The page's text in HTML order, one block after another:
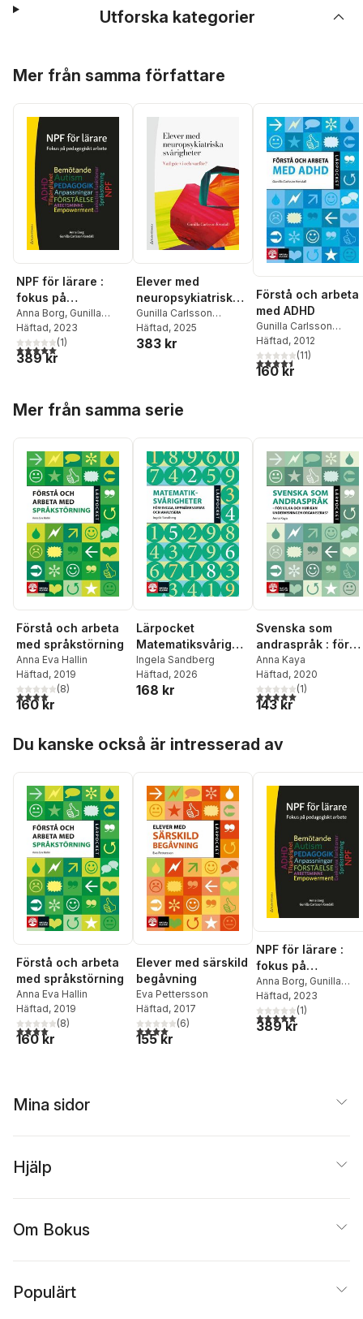
Utforska kategorier
Mer från samma författare
NPF för lärare :
fokus på
pedagogiskt arbete
Anna Borg, Gunilla
Carlsson Kendall
Häftad, 2023
5,0utav 5 stjärnor. Totalt antal röster:
(1)
389 kr
Elever med
neuropsykiatriska
svårigheter : vad
gör vi och varför?
Gunilla Carlsson
Kendall
Häftad, 2025
383 kr
Förstå och arbeta
med ADHD
Gunilla Carlsson
Kendall
Häftad, 2012
4,5utav 5 stjärnor.
(11)
160 kr
Mer från samma serie
Förstå och arbeta
med språkstörning
Anna Eva Hallin
Häftad, 2019
4,0utav 5 stjärnor. Totalt antal röster:
(8)
160 kr
Lärpocket
Matematiksvårighe
ter : förebygga,
uppmärksamma
och analysera
Ingela Sandberg
Häftad, 2026
168 kr
Svenska som
andraspråk : för
vilka och hur kan
undervisningen
organiseras?
Anna Kaya
Häftad, 2020
5,0utav 5 stjärnor.
(1)
143 kr
Du kanske också är intresserad av
Förstå och arbeta
med språkstörning
Anna Eva Hallin
Häftad, 2019
4,0utav 5 stjärnor. Totalt antal röster:
(8)
160 kr
Elever med särskild
begåvning
Eva Pettersson
Häftad, 2017
4,0utav 5 stjärnor. Totalt antal röster:
(6)
155 kr
NPF för lärare :
fokus på
pedagogiskt
Anna Borg, Gunilla
Carlsson Kendall
Häftad, 2023
5,0utav 5 stjärnor.
(1)
389 kr
Mina sidor
Hjälp
Om Bokus
Populärt